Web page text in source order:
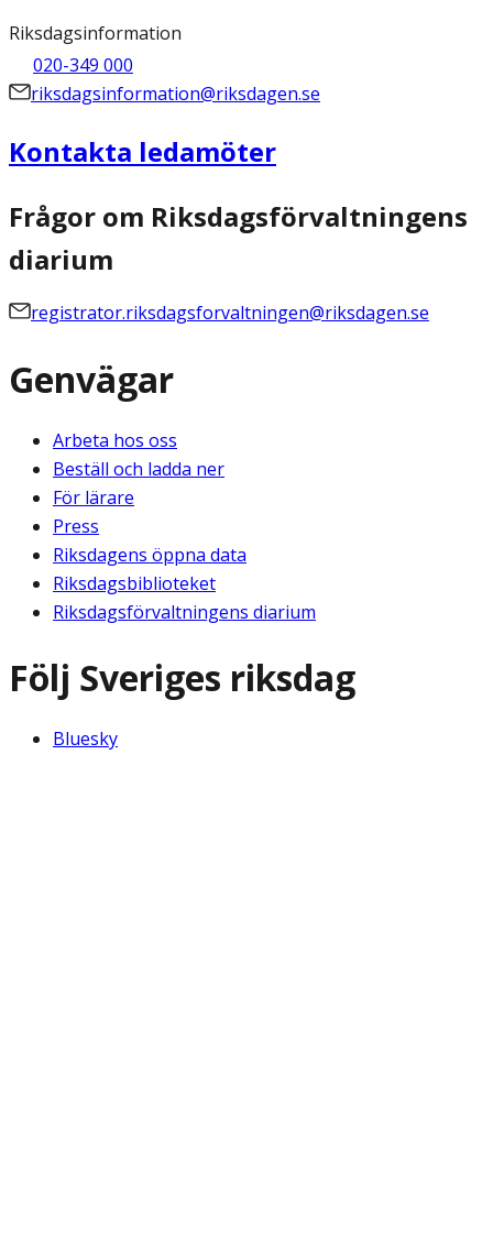
Riksdagsinformation
020-349 000
riksdagsinformation@riksdagen.se
Kontakta ledamöter
Frågor om Riksdagsförvaltningens
diarium
registrator.riksdagsforvaltningen@riksdagen.se
Genvägar
Arbeta hos oss
Beställ och ladda ner
För lärare
Press
Riksdagens öppna data
Riksdagsbiblioteket
Riksdagsförvaltningens diarium
Följ Sveriges riksdag
Bluesky